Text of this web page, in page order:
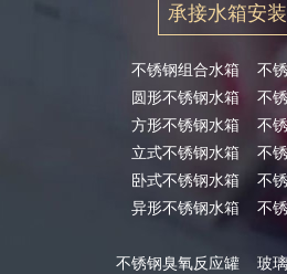
承接水箱安
不锈钢组合水箱
圆形不锈钢水箱
方形不锈钢水箱
立式不锈钢水箱
卧式不锈钢水箱
异形不锈钢水箱
不锈钢臭氧反应罐
不
不
不
不
不
不
玻